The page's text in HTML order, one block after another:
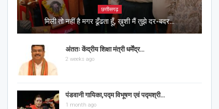
छत्तीसगढ़
मिली तो नहीं है मगर ढूँढता हूँ, ख़ुशी मैं तुझे दर-बदर…
अंततः केंद्रीय शिक्षा मंत्री धर्मेंद्र…
2 weeks ago
पंडवानी गायिका,पद्म विभूषण एवं पद्मश्री…
1 month ago